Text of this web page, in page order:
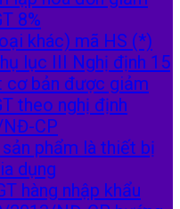
8%
khác) mã HS (*)
lục III Nghị định 15
cơ bản được giảm
theo nghị định
CP
phẩm là thiết bị
dụng
hàng nhập khẩu